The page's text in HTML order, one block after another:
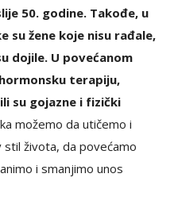
50. godine. Takođe, u
su žene koje nisu rađale,
dojile. U povećanom
terapiju,
su gojazne i fizički
možemo da utičemo i
života, da povećamo
i smanjimo unos